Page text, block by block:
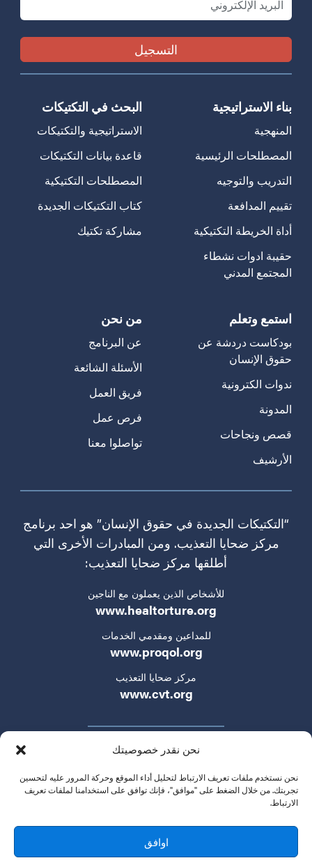
نحن نقدر خصوصيتك
نحن نستخدم ملفات تعريف الارتباط لتحليل أداء الموقع وحركة المرور عليه لتحسين
تجربتك. من خلال الضغط على "موافق"، فإنك توافق على استخدامنا لملفات تعريف
الارتباط.
اوافق
بناء الاستراتيجية
المنهجية
المصطلحات الرئيسية
التدريب والتوجيه
تقييم المدافعة
أداة الخريطة التكتيكية
حقيبة ادوات نشطاء
المجتمع المدني
البحث في التكتيكات
الاستراتيجية والتكتيكات
قاعدة بيانات التكتيكات
المصطلحات التكتيكية
كتاب التكتيكات الجديدة
مشاركة تكتيك
استمع وتعلم
بودكاست دردشة عن
حقوق الإنسان
ندوات الكترونية
المدونة
قصص ونجاحات
الأرشيف
من نحن
عن البرنامج
الأسئلة الشائعة
فريق العمل
فرص عمل
تواصلوا معنا
“التكتيكات الجديدة في حقوق الإنسان” هو احد برنامج
مركز ضحايا التعذيب. ومن المبادرات الأخرى التي
أطلقها مركز ضحايا التعذيب:
للأشخاص الذين يعملون مع الناجين
www.healtorture.org
للمداعين ومقدمي الخدمات
www.proqol.org
مركز ضحايا التعذيب
www.cvt.org
© 2024 التكتيكات الجديدة في حقوق الإنسان. جميع الحقوق
محفوظة.